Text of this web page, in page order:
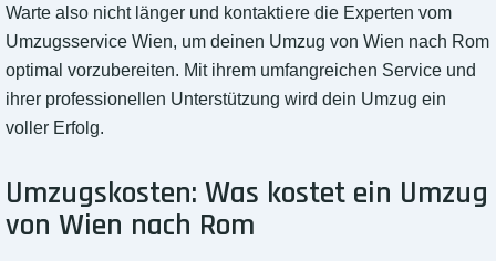
Warte also nicht länger und kontaktiere die Experten vom
Umzugsservice Wien, um deinen Umzug von Wien nach Rom
optimal vorzubereiten. Mit ihrem umfangreichen Service und
ihrer professionellen Unterstützung wird dein Umzug ein
voller Erfolg.
Umzugskosten: Was kostet ein Umzug
von Wien nach Rom